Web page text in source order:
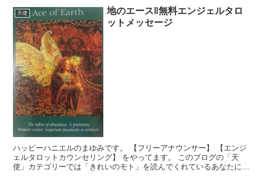
天使
地のエース‖無料エンジェルタロ
ットメッセージ
ハッピーハニエルのまゆみです。 【フリーアナウンサー】 【エンジ
ェルタロットカウンセリング】 をやってます。 このブログの「天
使」カテゴリーでは「きれいのモト」を読んでくれているあなたに、